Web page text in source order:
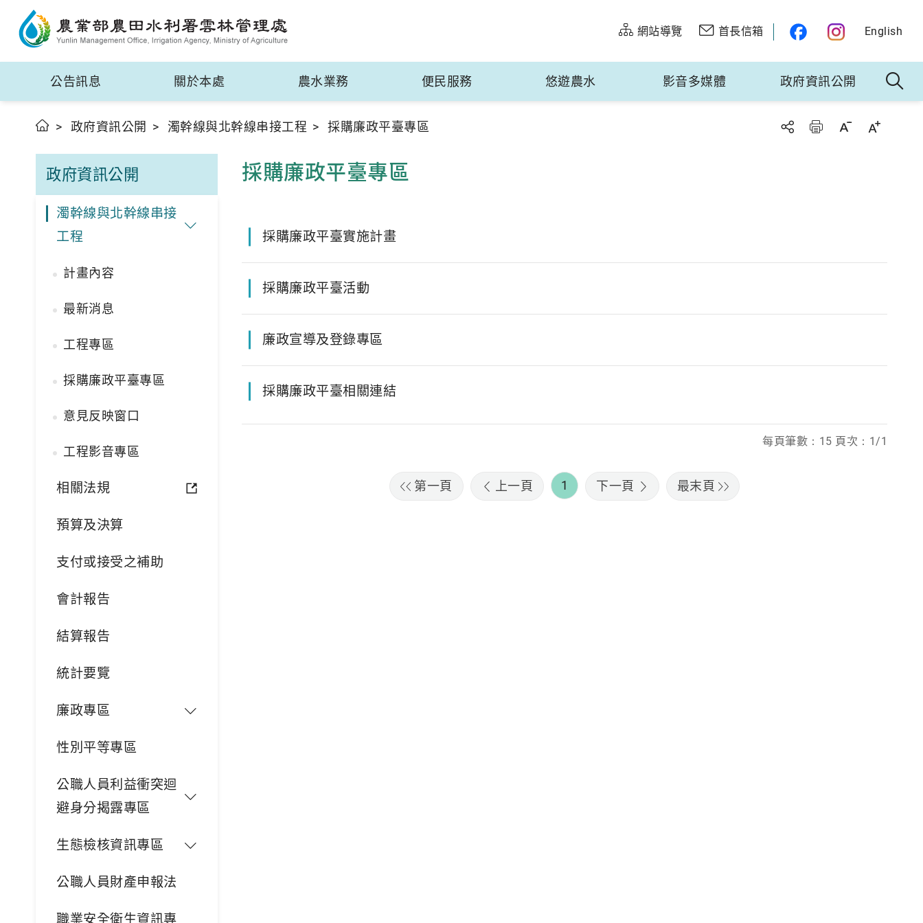
網站導覽 首長信箱 English
公告訊息 關於本處 農水業務 便民服務 悠遊農水 影音多媒體 政府資訊公開
政府資訊公開 濁幹線與北幹線串接工程 採購廉政平臺專區
政府資訊公開
濁幹線與北幹線串接
工程
計畫內容
最新消息
工程專區
採購廉政平臺專區
意見反映窗口
工程影音專區
相關法規
預算及決算
支付或接受之補助
會計報告
結算報告
統計要覽
廉政專區
性別平等專區
公職人員利益衝突迴
避身分揭露專區
生態檢核資訊專區
公職人員財產申報法
職業安全衛生資訊專
採購廉政平臺專區
採購廉政平臺實施計畫
採購廉政平臺活動
廉政宣導及登錄專區
採購廉政平臺相關連結
每頁筆數：15 頁次：1/1
第一頁 上一頁 1 下一頁 最末頁